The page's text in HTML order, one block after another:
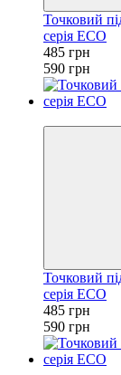
Точковий
серія ECO
485 грн
590 грн
Точковий
серія ECO
485 грн
590 грн